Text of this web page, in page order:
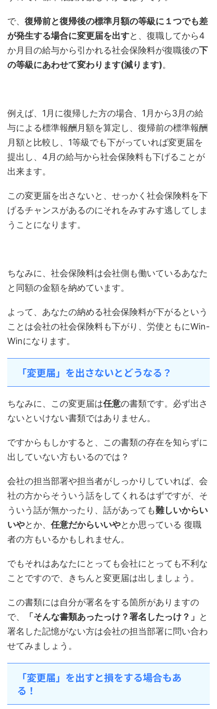
で、 復帰前と復帰後の標準月額の等級に１つでも差
が発生する場合に変更届を出すと、復職してから4
か月目の給与から引かれる社会保険料が復職後の下
の等級にあわせて変わります(減ります)。
例えば、1月に復帰した方の場合、1月から3月の給
与による標準報酬月額を算定し、復帰前の標準報酬
月額と比較し、1等級でも下がっていれば変更届を
提出し、4月の給与から社会保険料も下げることが
出来ます。
この変更届を出さないと、せっかく社会保険料を下
げるチャンスがあるのにそれをみすみす逃してしま
うことになります。
ちなみに、社会保険料は会社側も働いているあなた
と同額の金額を納めています。
よって、あなたの納める社会保険料が下がるという
ことは会社の社会保険料も下がり、労使ともにWin-
Winになります。
「変更届」を出さないとどうなる？
ちなみに、この変更届は任意の書類です。必ず出さ
ないといけない書類ではありません。
ですからもしかすると、この書類の存在を知らずに
出していない方もいるのでは？
会社の担当部署や担当者がしっかりしていれば、会
社の方からそういう話をしてくれるはずですが、そ
ういう話が無かったり、話があっても難しいからい
いやとか、 任意だからいいやとか思っている 復職
者の方もいるかもしれません。
でもそれはあなたにとっても会社にとっても不利な
ことですので、きちんと変更届は出しましょう。
この書類には自分が署名をする箇所がありますの
で、
「そんな書類あったっけ？署名したっけ？」
と
署名した記憶がない方は会社の担当部署に問い合わ
せてみましょう。
「変更届」を出すと損をする場合もあ
る！